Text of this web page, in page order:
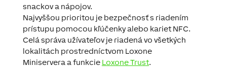
snackov a nápojov.
Najvyššou prioritou je bezpečnosť s riadením
prístupu pomocou kľúčenky alebo kariet NFC.
Celá správa užívateľov je riadená vo všetkých
lokalitách prostredníctvom Loxone
Miniservera a funkcie Loxone Trust.